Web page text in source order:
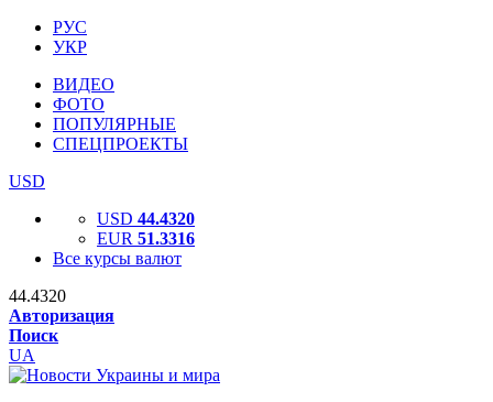
РУС
УКР
ВИДЕО
ФОТО
ПОПУЛЯРНЫЕ
СПЕЦПРОЕКТЫ
USD
USD 44.4320
EUR 51.3316
Все курсы валют
44.4320
Авторизация
Поиск
UA